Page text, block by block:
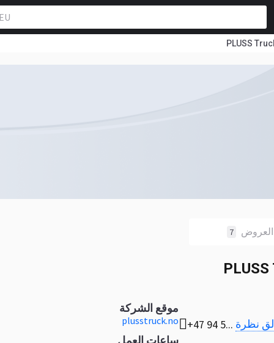
PLUSS
العروض 7
+47 94 5... نظرة
موقع الشركة
plusstruck.no
ساعات العمل